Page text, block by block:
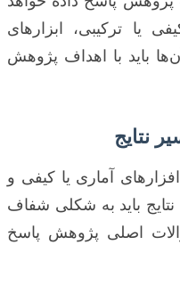
یا ترکیبی، ابزارهای
باید با اهداف پژوهش
نتایج
آماری یا کیفی و
باید به شکلی شفاف
اصلی پژوهش پاسخ